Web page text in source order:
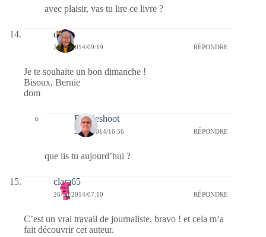
avec plaisir, vas tu lire ce livre ?
dom
26/10/2014/09:19 RÉPONDRE
Je te souhaite un bon dimanche !
Bisoux, Bernie
dom
Bernieshoot
26/10/2014/16:56 RÉPONDRE
que lis tu aujourd’hui ?
clara65
26/10/2014/07:10 RÉPONDRE
C’est un vrai travail de journaliste, bravo ! et cela m’a
fait découvrir cet auteur.